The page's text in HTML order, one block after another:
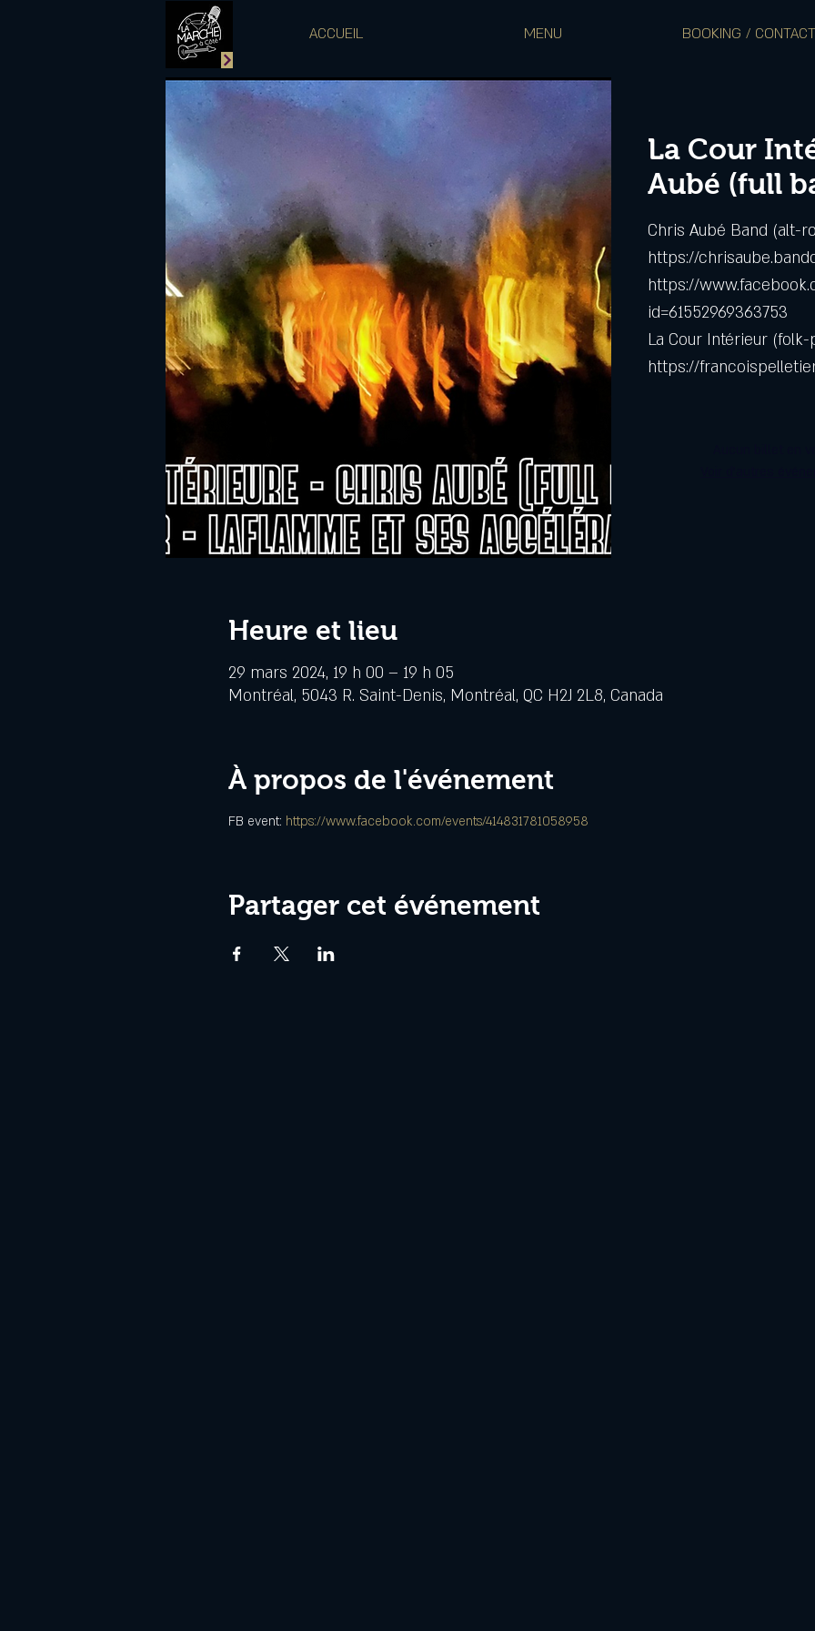
ACCUEIL MENU BOOKING / CONTACT
La Cour
Aubé (full
Chris Aubé Band (alt-
https://
https://
id=61552969363753
La Cour Intérieur (folk-
Heure et lieu
29 mars 2024, 19 h 00 – 19 h 05
Montréal, 5043 R. Saint-Denis, Montréal, QC H2J 2L8, Canada
À propos de l'événement
FB event: https://www.facebook.com/events/414831781058958
Partager cet événement